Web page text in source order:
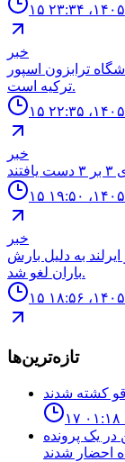
خبر
ترابزون اسپور
تركيه است.
خبر
خبر
به دلیل بارش
باران لغو شد.
تازه‌ترین‌ها
یک پرونده